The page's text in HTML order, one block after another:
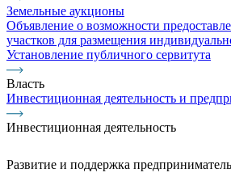
Земельные аукционы
Объявление о возможности
участков для размещения
Установление публичного сервитута
Власть
Инвестиционная деятельность и
Инвестиционная деятельность
Развитие и поддержка